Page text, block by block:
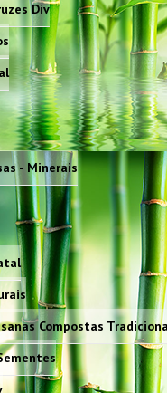
Div
- Minerais
Compostas